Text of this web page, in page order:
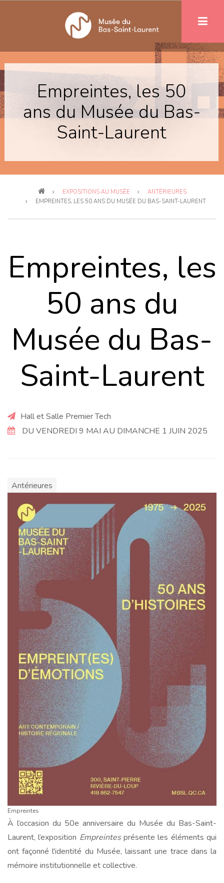
principal
Empreintes, les 50
ans du Musée du Bas-
Saint-Laurent
d'ArianeEXPOSITIONS AU MUSÉE
ANTÉRIEURES
EMPREINTES, LES 50 ANS DU MUSÉE DU BAS-SAINT-LAURENT
Empreintes, les
50 ans du
Musée du Bas-
Saint-Laurent
Hall et Salle Premier Tech
DU VENDREDI 9 MAI AU DIMANCHE 1 JUIN 2025
Antérieures
Empreintes
À l’occasion du 50e anniversaire du Musée du Bas-Saint-
Laurent, l’exposition Empreintesprésente les éléments qui
ont façonné l'identité du Musée, laissant une trace dans la
mémoire institutionnelle et collective.